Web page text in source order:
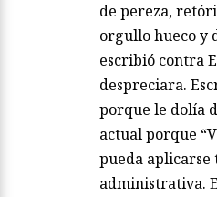
de pereza,
orgullo hueco y
escribió contra
despreciara.
porque le dolía
actual porque
pueda
administrativa.